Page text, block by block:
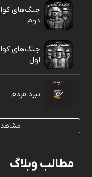
جنگ‌های
دوم
جنگ‌های
اول
نبرد مردم
مطالب وبلاگ